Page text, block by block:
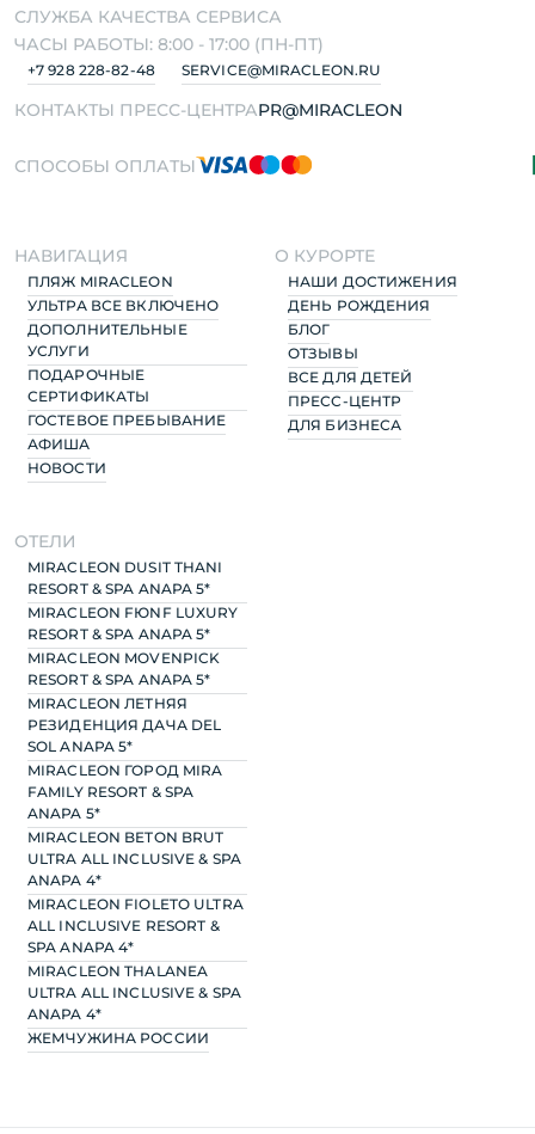
СЛУЖБА КАЧЕСТВА СЕРВИСА
ЧАСЫ РАБОТЫ: 8:00 - 17:00 (ПН-ПТ)
+7 928 228-82-48 SERVICE@MIRACLEON.RU
КОНТАКТЫ ПРЕСС-ЦЕНТРАPR@MIRACLEON
СПОСОБЫ ОПЛАТЫ
НАВИГАЦИЯ
ПЛЯЖ MIRACLEON
УЛЬТРА ВСЕ ВКЛЮЧЕНО
ДОПОЛНИТЕЛЬНЫЕ
УСЛУГИ
ПОДАРОЧНЫЕ
СЕРТИФИКАТЫ
ГОСТЕВОЕ ПРЕБЫВАНИЕ
АФИША
НОВОСТИ
О КУРОРТЕ
НАШИ ДОСТИЖЕНИЯ
ДЕНЬ РОЖДЕНИЯ
БЛОГ
ОТЗЫВЫ
ВСЕ ДЛЯ ДЕТЕЙ
ПРЕСС-ЦЕНТР
ДЛЯ БИЗНЕСА
ОТЕЛИ
MIRACLEON DUSIT THANI
RESORT & SPA ANAPA 5*
MIRACLEON FЮNF LUXURY
RESORT & SPA ANAPA 5*
MIRACLEON MOVENPICK
RESORT & SPA ANAPA 5*
MIRACLEON ЛЕТНЯЯ
РЕЗИДЕНЦИЯ ДАЧА DEL
SOL ANAPA 5*
MIRACLEON ГОРОД MIRA
FAMILY RESORT & SPA
ANAPA 5*
MIRACLEON BETON BRUT
ULTRA ALL INCLUSIVE & SPA
ANAPA 4*
MIRACLEON FIOLETO ULTRA
ALL INCLUSIVE RESORT &
SPA ANAPA 4*
MIRACLEON THALANEA
ULTRA ALL INCLUSIVE & SPA
ANAPA 4*
ЖЕМЧУЖИНА РОССИИ